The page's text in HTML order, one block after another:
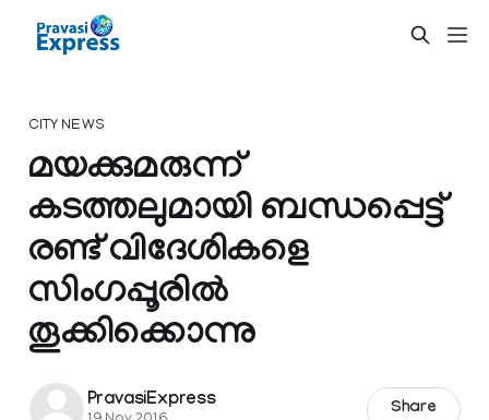
CITY NEWS
മയക്കുമരുന്ന്
കടത്തലുമായി ബന്ധപ്പെട്ട്
രണ്ട് വിദേശികളെ
സിംഗപ്പൂരില്‍
തൂക്കിക്കൊന്നു
PravasiExpress Share